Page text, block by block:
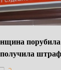
порубила
штраф